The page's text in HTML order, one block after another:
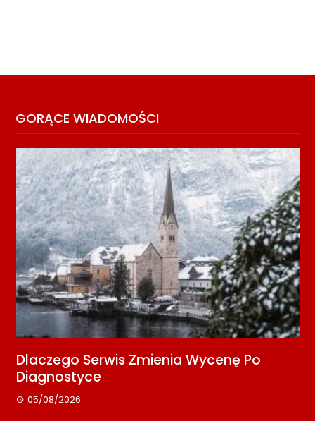
GORĄCE WIADOMOŚCI
Wycenę Po
Media Relations Dla